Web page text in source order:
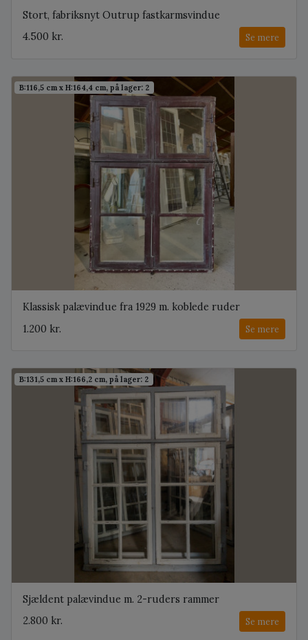
Stort, fabriksnyt Outrup fastkarmsvindue
4.500 kr.
Se mere
B:116,5 cm x H:164,4 cm, på lager: 2
Klassisk palævindue fra 1929 m. koblede ruder
1.200 kr.
Se mere
B:131,5 cm x H:166,2 cm, på lager: 2
Sjældent palævindue m. 2-ruders rammer
2.800 kr.
Se mere